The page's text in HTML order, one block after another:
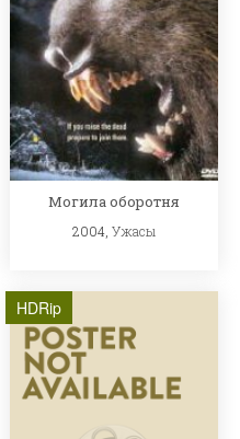
Могила оборотня
2004,Ужасы
HDRip